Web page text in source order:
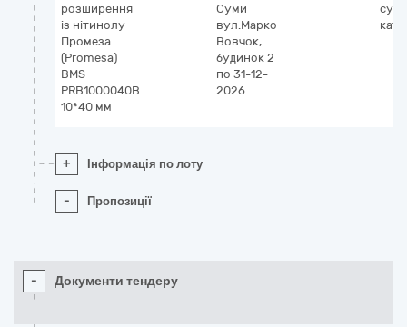
розширення
із нітинолу
Промеза
(Promesa)
BMS
PRB1000040B
10*40 мм
Суми
вул.Марко
Вовчок,
будинок 2
по 31-12-
2026
+ Інформація по лоту
- Пропозиції
- Документи тендеру